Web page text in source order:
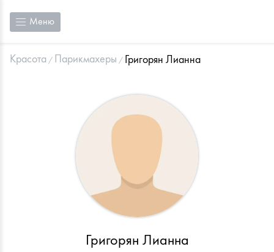
Меню
Красота Парикмахеры Григорян Лианна
Григорян Лианна